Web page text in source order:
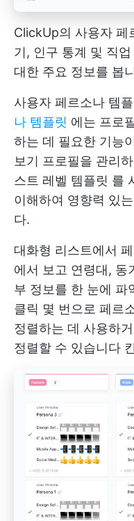
ClickUp의 사용자 페
기, 인구 통계 및 직
대한 주요 정보를 봅
사용자 페르소나 템
나 템플릿 에는 프로
하는 데 필요한 기능
보기 프로필을 관리
스트 레벨 템플릿 를
이해하여 영향력 있
다.
대화형 리스트에서
에서 보고 연령대, 동
부 정보를 한 눈에 파
클릭 몇 번으로 페르
정렬하는 데 사용하
정렬할 수 있습니다